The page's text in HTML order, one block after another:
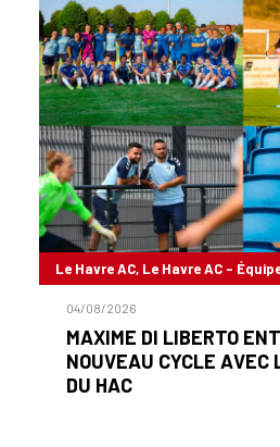
Le Havre AC, Le Havre AC -
04/08/2026
MAXIME DI LIBERTO
NOUVEAU CYCLE AVEC
DU HAC